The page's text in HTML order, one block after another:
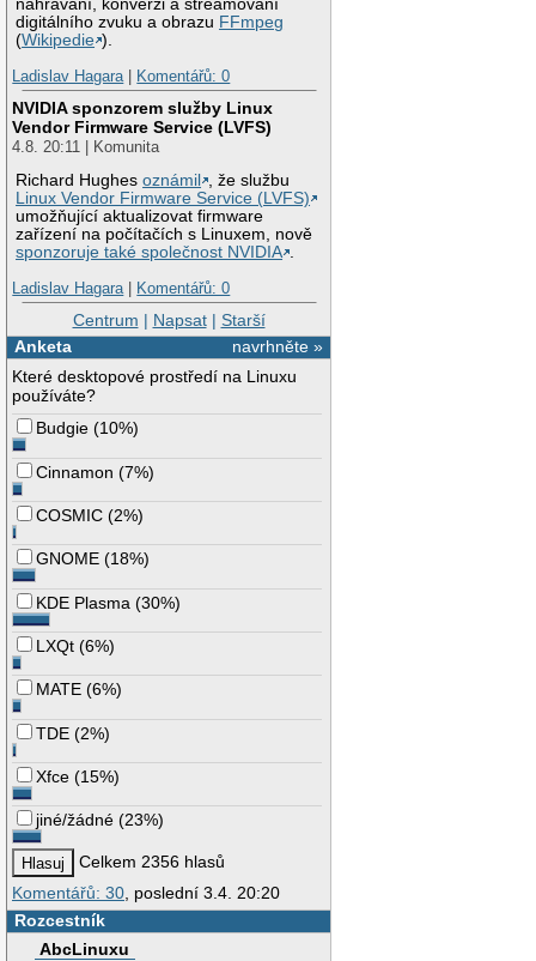
nahrávání, konverzi a streamovaní
digitálního zvuku a obrazu FFmpeg
(Wikipedie ).
Ladislav Hagara| Komentářů: 0
NVIDIA sponzorem služby Linux
Vendor Firmware Service (LVFS)
4.8. 20:11 | Komunita
Richard Hughesoznámil
, že službu
Linux Vendor Firmware Service (LVFS)
umožňující aktualizovat firmware
zařízení na počítačích s Linuxem, nově
sponzoruje také společnost NVIDIA .
Ladislav Hagara| Komentářů: 0
Centrum | Napsat| Starší
navrhněte »
Anketa
Které desktopové prostředí na Linuxu
používáte?
Budgie (10%)
Cinnamon (7%)
COSMIC (2%)
GNOME (18%)
KDE Plasma (30%)
LXQt (6%)
MATE (6%)
TDE (2%)
Xfce (15%)
jiné/žádné (23%)
Celkem 2356 hlasů
Komentářů: 30 , poslední 3.4. 20:20
Rozcestník
AbcLinuxu